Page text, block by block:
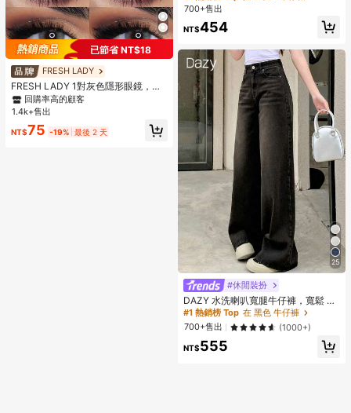
已節省 NT$18
FRESH LADY
FRESH LADY 1對灰色隱形眼鏡，柔
和混色瞳孔，純欲女孩風格，適合日
常佩戴、派對、杜拜妝容，年用期，1
4.20mm
回購率高的顧客
1.4k+售出
NT$75 -19% 最後 2 天
700+售出
NT$454
25
#休閒裝扮
DAZY 水洗喇叭寬腿牛仔褲，寬鬆 Y2
K 低腰牛仔褲，校園風
#1 熱銷榜 Top 在 黑色 牛仔褲
700+售出
(1000+)
NT$555